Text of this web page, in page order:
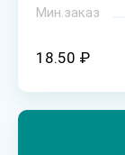
Мин.заказ
18.50 ₽